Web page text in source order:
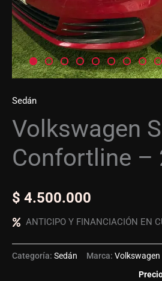
Sedán
Volkswagen
Confortline –
$ 4.500.000
ANTICIPO Y FINANCIACIÓN EN
Categoría: Sedán Marca: Volkswagen